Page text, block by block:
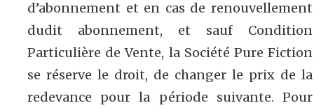
d’abonnement et en cas de renouvellement
dudit abonnement, et sauf Condition
Particulière de Vente, la Société Pure Fiction
se réserve le droit, de changer le prix de la
redevance pour la période suivante. Pour